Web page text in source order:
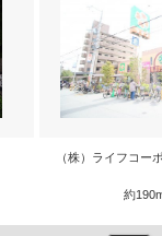
（株）ライフコー
約